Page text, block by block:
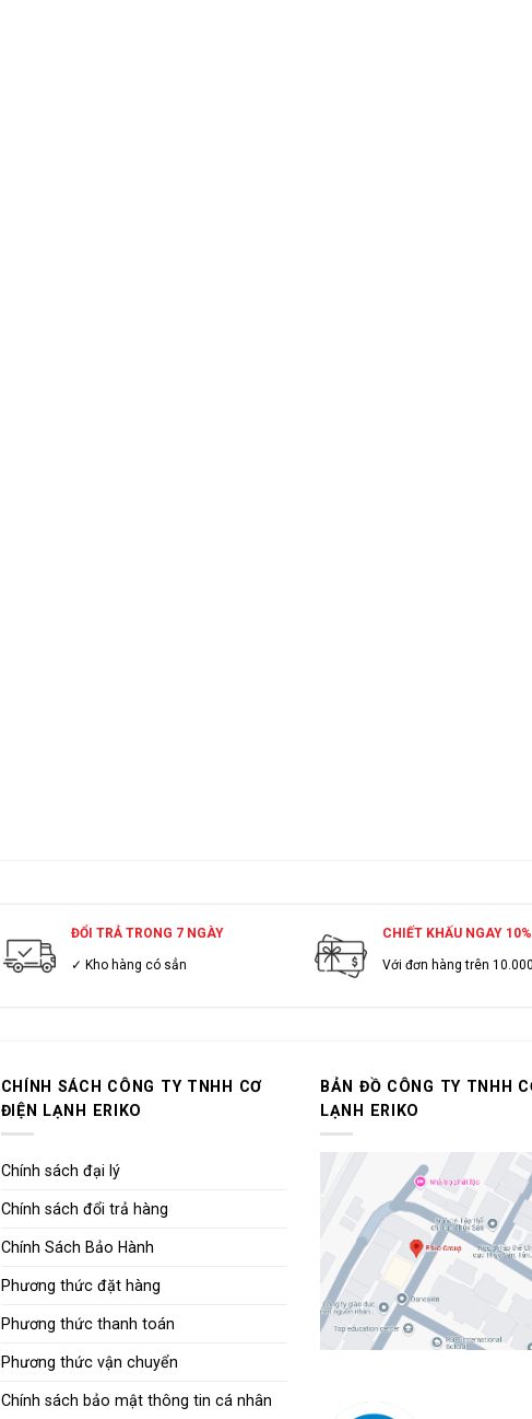
ĐỔI TRẢ TRONG 7 NGÀY
✓ Kho hàng có sẳn
CHIẾT KHẤU NGAY 10%
Với đơn hàng trên
CHÍNH SÁCH CÔNG TY TNHH CƠ
ĐIỆN LẠNH ERIKO
Chính sách đại lý
Chính sách đổi trả hàng
Chính Sách Bảo Hành
Phương thức đặt hàng
Phương thức thanh toán
Phương thức vận chuyển
Chính sách bảo mật thông tin cá nhân
BẢN ĐỒ CÔNG TY TNHH
LẠNH ERIKO